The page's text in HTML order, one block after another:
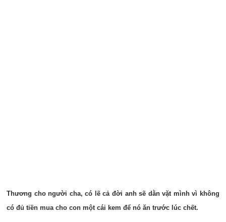
Thương cho người cha, có lẽ cả đời anh sẽ dằn vặt mình vì không
có đủ tiền mua cho con một cái kem để nó ăn trước lúc chết.